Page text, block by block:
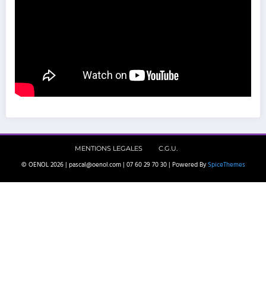
MENTIONS LEGALES C.G.U.
© OENOL 2026 | pascal@oenol.com | 07 60 29 70 30 | Powered By SpiceThemes